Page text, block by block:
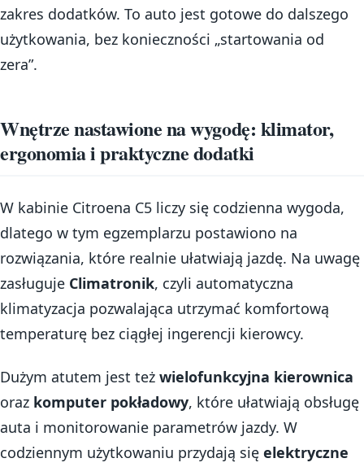
zakres dodatków. To auto jest gotowe do dalszego
użytkowania, bez konieczności „startowania od
zera”.
Wnętrze nastawione na wygodę: klimator,
ergonomia i praktyczne dodatki
W kabinie Citroena C5 liczy się codzienna wygoda,
dlatego w tym egzemplarzu postawiono na
rozwiązania, które realnie ułatwiają jazdę. Na uwagę
zasługuje Climatronik, czyli automatyczna
klimatyzacja pozwalająca utrzymać komfortową
temperaturę bez ciągłej ingerencji kierowcy.
Dużym atutem jest też wielofunkcyjna kierownica
oraz komputer pokładowy, które ułatwiają obsługę
auta i monitorowanie parametrów jazdy. W
codziennym użytkowaniu przydają się elektryczne